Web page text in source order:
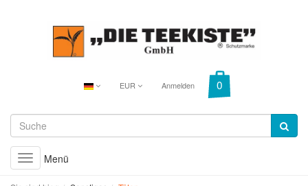
EUR Anmelden
Toggle
navigation
Menü